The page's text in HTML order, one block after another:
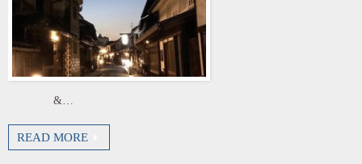
&…
READ MORE